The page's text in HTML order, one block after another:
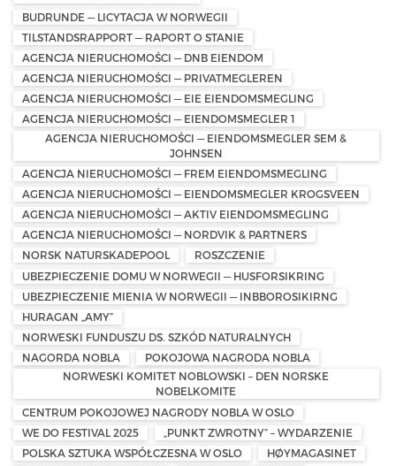
BUDRUNDE — LICYTACJA W NORWEGII
TILSTANDSRAPPORT — RAPORT O STANIE
AGENCJA NIERUCHOMOŚCI — DNB EIENDOM
AGENCJA NIERUCHOMOŚCI — PRIVATMEGLEREN
AGENCJA NIERUCHOMOŚCI — EIE EIENDOMSMEGLING
AGENCJA NIERUCHOMOŚCI — EIENDOMSMEGLER 1
AGENCJA NIERUCHOMOŚCI — EIENDOMSMEGLER SEM &
JOHNSEN
AGENCJA NIERUCHOMOŚCI — FREM EIENDOMSMEGLING
AGENCJA NIERUCHOMOŚCI — EIENDOMSMEGLER KROGSVEEN
AGENCJA NIERUCHOMOŚCI — AKTIV EIENDOMSMEGLING
AGENCJA NIERUCHOMOŚCI — NORDVIK & PARTNERS
NORSK NATURSKADEPOOL
ROSZCZENIE
UBEZPIECZENIE DOMU W NORWEGII — HUSFORSIKRING
UBEZPIECZENIE MIENIA W NORWEGII — INBBOROSIKIRNG
HURAGAN „AMY”
NORWESKI FUNDUSZU DS. SZKÓD NATURALNYCH
NAGORDA NOBLA
POKOJOWA NAGRODA NOBLA
NORWESKI KOMITET NOBLOWSKI – DEN NORSKE
NOBELKOMITE
CENTRUM POKOJOWEJ NAGRODY NOBLA W OSLO
WE DO FESTIVAL 2025
„PUNKT ZWROTNY” – WYDARZENIE
POLSKA SZTUKA WSPÓŁCZESNA W OSLO
HØYMAGASINET